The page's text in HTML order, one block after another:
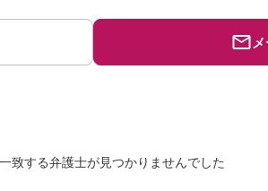
致する弁護士が見つかりませんでした